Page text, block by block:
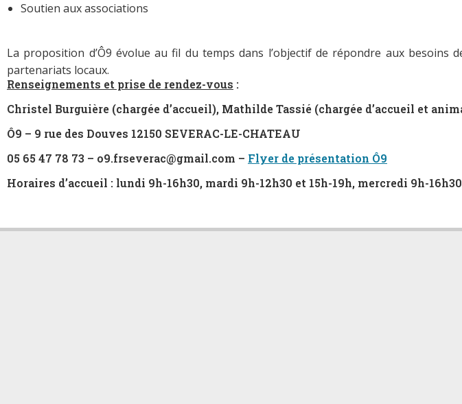
Soutien aux associations
La proposition d’Ô9 évolue au fil du temps dans l’objectif de répondre aux
partenariats locaux.
Renseignements et prise de rendez-vous :
Christel Burguière (chargée d’accueil), Mathilde Tassié (chargée d’accueil et
Ô9 – 9 rue des Douves 12150 SEVERAC-LE-CHATEAU
05 65 47 78 73 – o9.frseverac@gmail.com – Flyer de présentation Ô9
Horaires d’accueil : lundi 9h-16h30, mardi 9h-12h30 et 15h-19h, mercredi 9h-